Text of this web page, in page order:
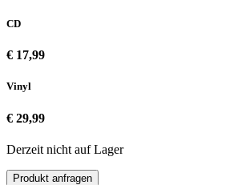
CD
€ 17,99
Vinyl
€ 29,99
Derzeit nicht auf Lager
Produkt anfragen